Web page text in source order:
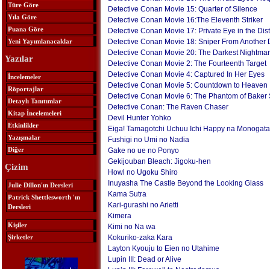
Türe Göre
Yıla Göre
Puana Göre
Yeni Yayımlanacaklar
Yazılar
İncelemeler
Röportajlar
Detaylı Tanıtımlar
Kitap İncelemeleri
Etkinlikler
Yazışmalar
Diğer
Çizim
Julie Dillon'ın Dersleri
Patrick Shettlesworth 'ın
Dersleri
Kişiler
Şirketler
Detective Conan Movie 15: Quarter of Silence
Detective Conan Movie 16:The Eleventh Striker
Detective Conan Movie 17: Private Eye in the
Detective Conan Movie 18: Sniper From Another
Detective Conan Movie 20: The Darkest
Detective Conan Movie 2: The Fourteenth Target
Detective Conan Movie 4: Captured In Her Eyes
Detective Conan Movie 5: Countdown to Heaven
Detective Conan Movie 6: The Phantom of Baker
Detective Conan: The Raven Chaser
Devil Hunter Yohko
Eiga! Tamagotchi Uchuu Ichi Happy na
Fushigi no Umi no Nadia
Gake no ue no Ponyo
Gekijouban Bleach: Jigoku-hen
Howl no Ugoku Shiro
Inuyasha The Castle Beyond the Looking Glass
Kama Sutra
Kari-gurashi no Arietti
Kimera
Kimi no Na wa
Kokuriko-zaka Kara
Layton Kyouju to Eien no Utahime
Lupin III: Dead or Alive